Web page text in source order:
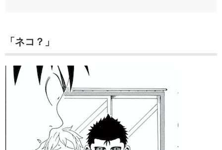
「ネコ？」